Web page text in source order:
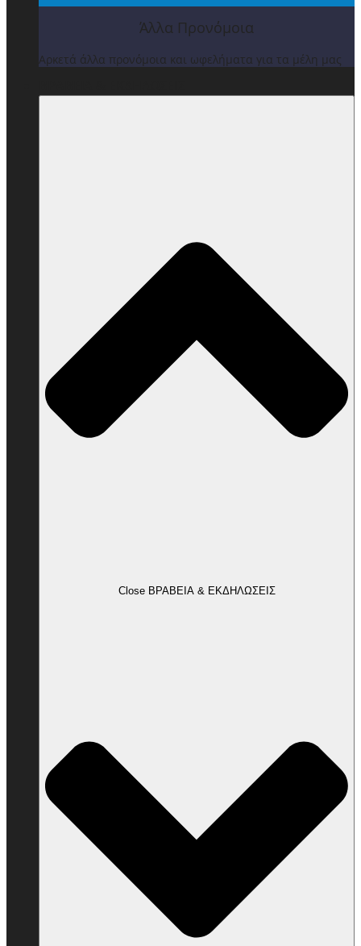
Άλλα Προνόμοια
Αρκετά άλλα προνόμοια και ωφελήματα για τα μέλη μας
Close ΒΡΑΒΕΙΑ & ΕΚΔΗΛΩΣΕΙΣ